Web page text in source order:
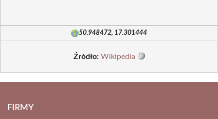
50.948472, 17.301444
Źródło: Wikipedia
FIRMY